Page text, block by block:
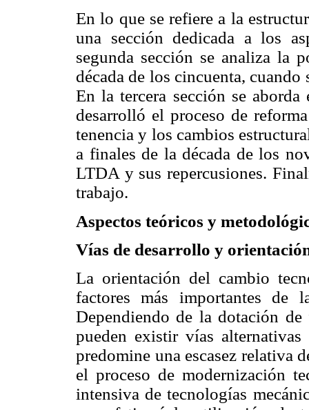
En lo que se refiere a la
una sección dedicada a los
segunda sección se analiza la
década de los cincuenta,
En la tercera sección se
desarrolló el proceso de
tenencia y los cambios
a finales de la década de los
LTDA y sus repercusiones.
trabajo.
Aspectos teóricos y
Vías de desarrollo y
La orientación del cambio
factores más importantes
Dependiendo de la dotación
pueden existir vías
predomine una escasez relativa
el proceso de modernización
intensiva de tecnologías